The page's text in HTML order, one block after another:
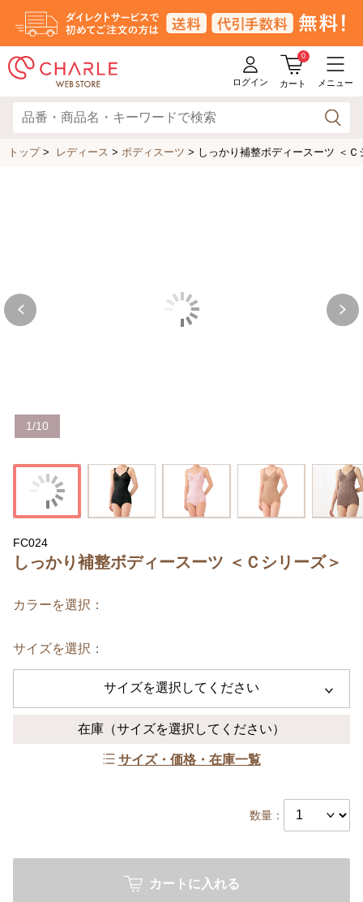
ログイン
0
カート メニュー
トップ> レディース > ボディスーツ > しっかり補整ボディースーツ ＜Ｃ
1/10
FC024
しっかり補整ボディースーツ ＜Ｃシリーズ＞
カラーを選択：
サイズを選択：
サイズを選択してください
在庫 （サイズを選択してください）
サイズ・価格・在庫一覧
数量：
カートに入れる